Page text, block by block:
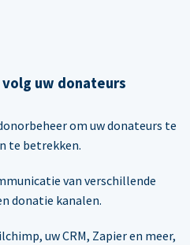
uw donateurs
om uw donateurs te
te betrekken.
van verschillende
donatie kanalen.
uw CRM, Zapier en meer,